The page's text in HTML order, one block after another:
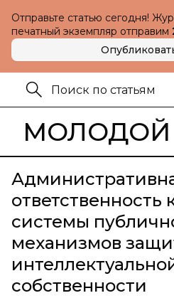
Отправьте статью сегодня!
печатный экземпляр отправим
МОЛОДОЙ
ответственность
системы
механизмов
собственности